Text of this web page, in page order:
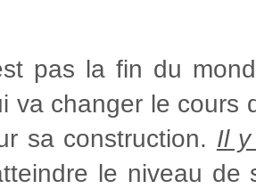
pas la fin du
va changer le cours
sa construction. Il
le niveau de